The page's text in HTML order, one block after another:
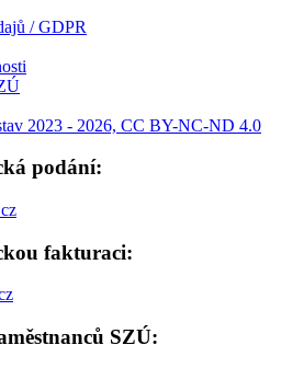
/ GDPR
2023 - 2026, CC BY-NC-ND 4.0
podání:
fakturaci:
SZÚ: